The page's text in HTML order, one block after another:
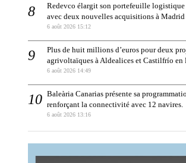
Redevco élargit son portefeuille logistique
avec deux nouvelles acquisitions à Madrid
6 août 2026 15:12
Plus de huit millions d’euros pour deux
agrivoltaïques à Aldealices et Castilfrío en
6 août 2026 14:49
Baleària Canarias présente sa
renforçant la connectivité avec 12 navires.
6 août 2026 13:16